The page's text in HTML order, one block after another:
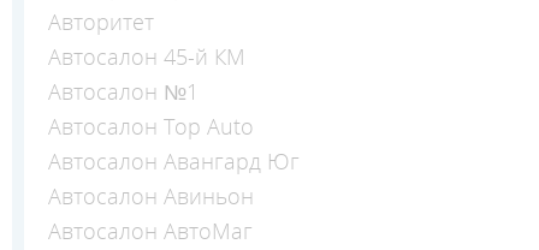
Авторитет
Автосалон 45-й КМ
Автосалон №1
Автосалон Top Auto
Автосалон Авангард Юг
Автосалон Авиньон
Автосалон АвтоМаг